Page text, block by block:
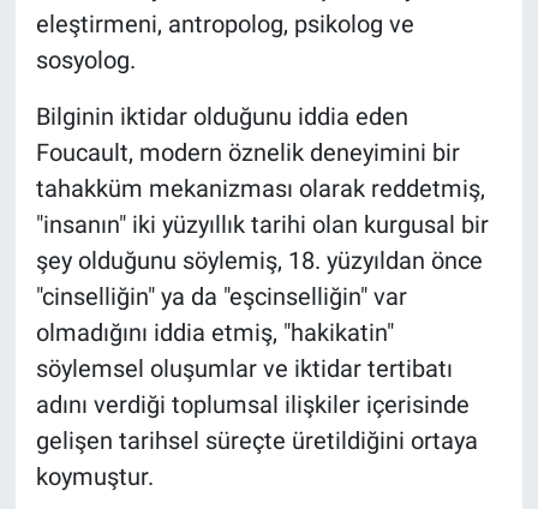
eleştirmeni, antropolog, psikolog ve
sosyolog.
Bilginin iktidar olduğunu iddia eden
Foucault, modern öznelik deneyimini bir
tahakküm mekanizması olarak reddetmiş,
"insanın" iki yüzyıllık tarihi olan kurgusal bir
şey olduğunu söylemiş, 18. yüzyıldan önce
"cinselliğin" ya da "eşcinselliğin" var
olmadığını iddia etmiş, "hakikatin"
söylemsel oluşumlar ve iktidar tertibatı
adını verdiği toplumsal ilişkiler içerisinde
gelişen tarihsel süreçte üretildiğini ortaya
koymuştur.